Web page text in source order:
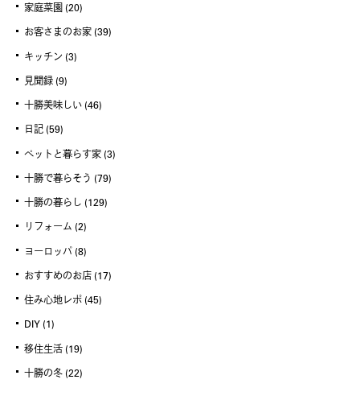
家庭菜園 (20)
お客さまのお家 (39)
キッチン (3)
見聞録 (9)
十勝美味しい (46)
日記 (59)
ペットと暮らす家 (3)
十勝で暮らそう (79)
十勝の暮らし (129)
リフォーム (2)
ヨーロッパ (8)
おすすめのお店 (17)
住み心地レポ (45)
DIY (1)
移住生活 (19)
十勝の冬 (22)